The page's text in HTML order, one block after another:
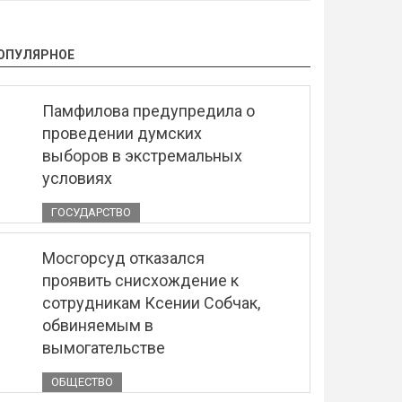
Памфилова предупредила о
проведении думских
выборов в экстремальных
условиях
ГОСУДАРСТВО
Мосгорсуд отказался
проявить снисхождение к
сотрудникам Ксении Собчак,
обвиняемым в
вымогательстве
ОБЩЕСТВО